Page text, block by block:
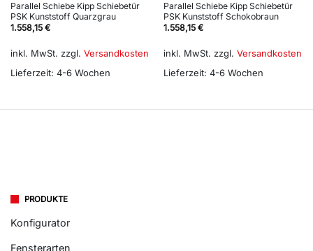
Parallel Schiebe Kipp Schiebetür
PSK Kunststoff Quarzgrau
1.558,15 €
inkl. MwSt. zzgl. Versandkosten
Lieferzeit: 4-6 Wochen
Parallel Schiebe Kipp Schiebetür
PSK Kunststoff Schokobraun
1.558,15 €
inkl. MwSt. zzgl. Versandkosten
Lieferzeit: 4-6 Wochen
PRODUKTE
Konfigurator
Fensterarten